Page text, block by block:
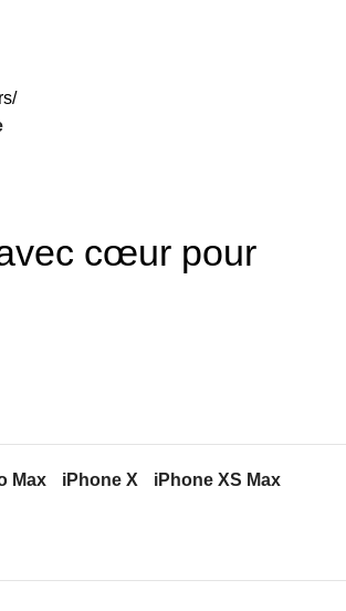
cœur pour
Max iPhone X iPhone XS Max